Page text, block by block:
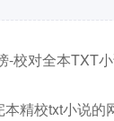
-校对全本TXT
精校txt小说的